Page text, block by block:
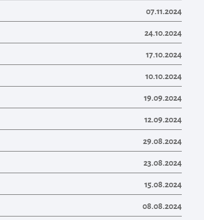
07.11.2024
24.10.2024
17.10.2024
10.10.2024
19.09.2024
12.09.2024
29.08.2024
23.08.2024
15.08.2024
08.08.2024